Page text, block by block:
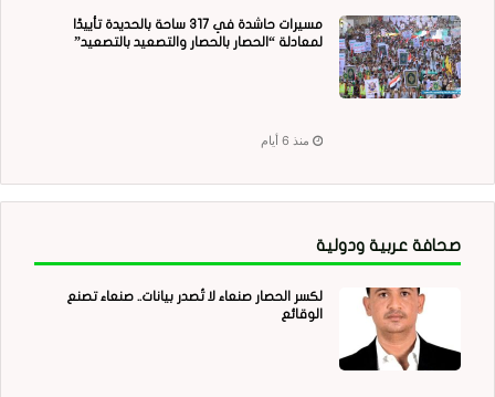
مسيرات حاشدة في 317 ساحة بالحديدة تأييدًا
لمعادلة “الحصار بالحصار والتصعيد بالتصعيد”
منذ 6 أيام
صحافة عربية ودولية
لكسر الحصار صنعاء لا تُصدر بيانات.. صنعاء تصنع
الوقائع